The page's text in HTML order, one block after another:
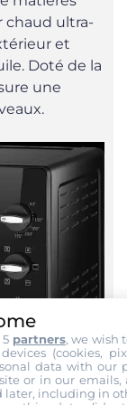
chaud ultra-
et
Doté de la
une
partners, we wish
(cookies,
data with our
or in our emails,
later, including in